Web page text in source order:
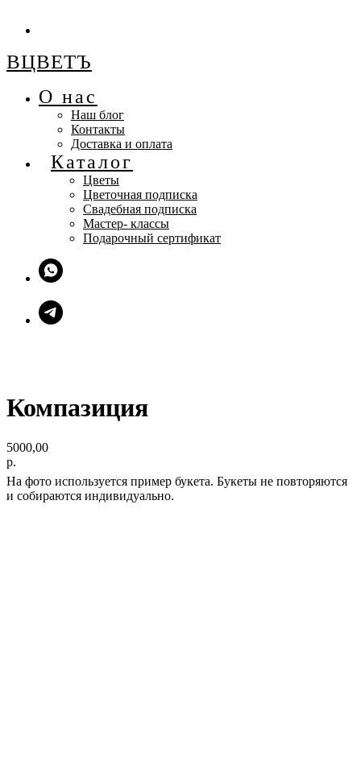
ВЦВЕТЪ
О нас
Наш блог
Контакты
Доставка и оплата
Каталог
Цветы
Цветочная подписка
Свадебная подписка
Мастер- классы
Подарочный сертификат
Компазиция
5000,00
р.
На фото используется пример букета. Букеты не повторяются
и собираются индивидуально.